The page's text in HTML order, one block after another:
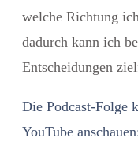
welche Richtung
dadurch kann ich
Entscheidungen
Die Podcast-Folge
YouTube